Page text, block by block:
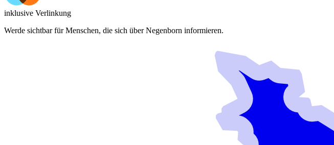
inklusive Verlinkung
Werde sichtbar für Menschen, die sich überNegenborn informieren.